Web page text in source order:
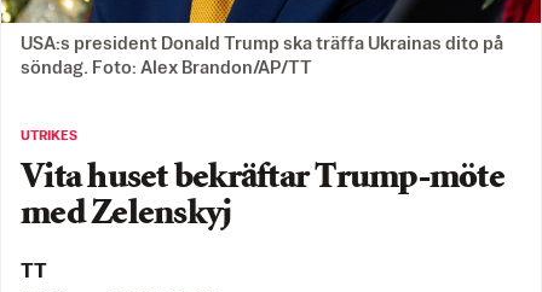
USA:s president Donald Trump ska träffa Ukrainas dito på
söndag. Foto: Alex Brandon/AP/TT
UTRIKES
Vita huset bekräftar Trump-möte
med Zelenskyj
TT